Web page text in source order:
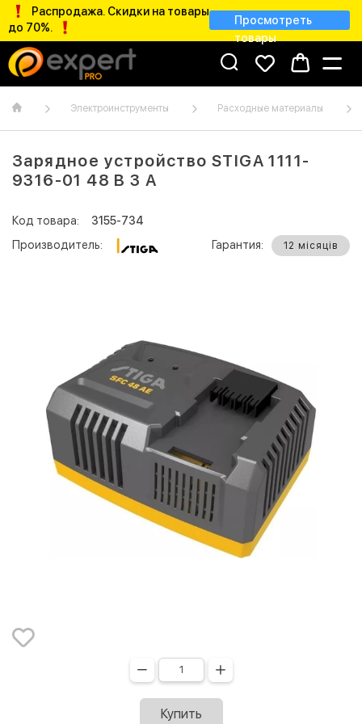
Распродажа. Скидки на товары
до 70%.
Просмотреть
товары
Электроинструменты Расходные материалы
Зарядное устройство STIGA 1111-
9316-01 48 В 3 А
Код товара:
3155-734
Производитель:
Гарантия: 12 місяців
Купить